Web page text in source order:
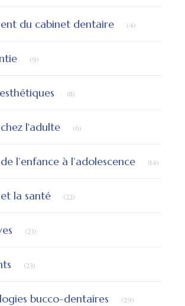
du cabinet dentaire (4)
(9)
(11)
l'adulte (6)
l’enfance à l’adolescence (14)
la santé (22)
(23)
(23)
bucco-dentaires (29)